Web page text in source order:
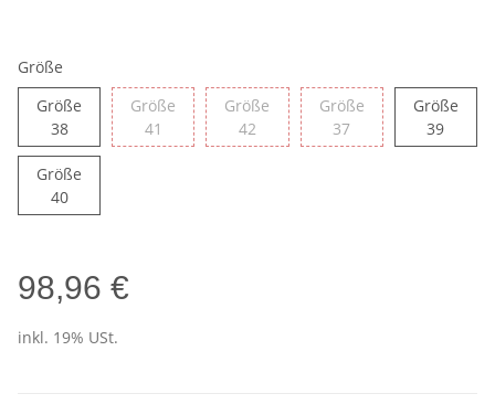
Größe
Größe
38Größe 38
Größe
41 Größe 41
Größe
42Größe 42
Größe
37Größe 37
Größe
39Größe
Größe
40Größe 40
98,96 €
inkl. 19% USt.